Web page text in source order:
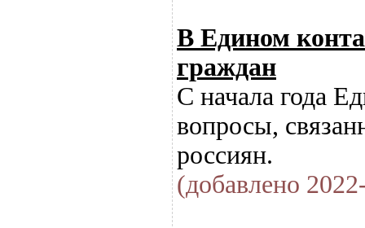
В Едином
граждан
С начала года
вопросы,
россиян.
(добавлено